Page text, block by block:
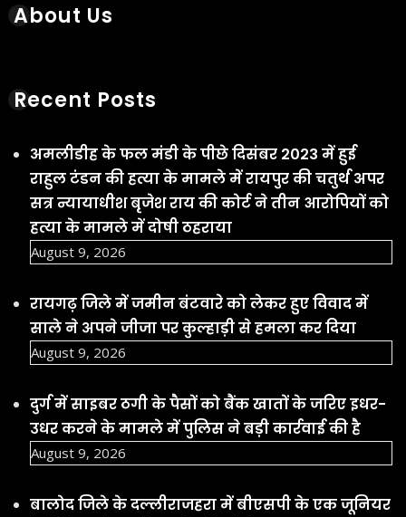
About Us
Recent Posts
अमलीडीह के फल मंडी के पीछे दिसंबर 2023 में हुई
राहुल टंडन की हत्या के मामले में रायपुर की चतुर्थ अपर
सत्र न्यायाधीश बृजेश राय की कोर्ट ने तीन आरोपियों को
हत्या के मामले में दोषी ठहराया
August 9, 2026
रायगढ़ जिले में जमीन बंटवारे को लेकर हुए विवाद में
साले ने अपने जीजा पर कुल्हाड़ी से हमला कर दिया
August 9, 2026
दुर्ग में साइबर ठगी के पैसों को बैंक खातों के जरिए इधर-
उधर करने के मामले में पुलिस ने बड़ी कार्रवाई की है
August 9, 2026
बालोद जिले के दल्लीराजहरा में बीएसपी के एक जूनियर